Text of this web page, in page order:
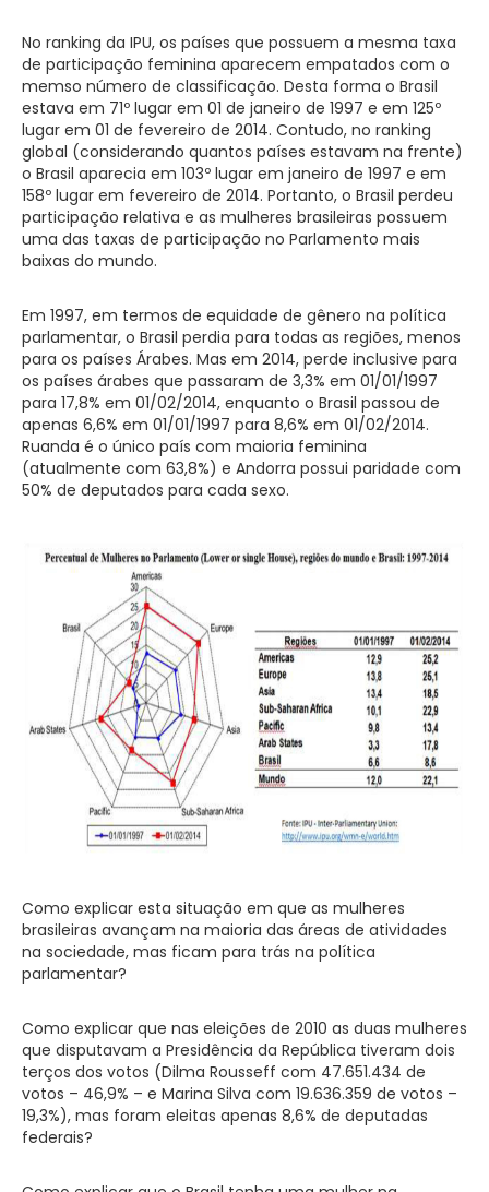
No ranking da IPU, os países que possuem a mesma taxa
de participação feminina aparecem empatados com o
memso número de classificação. Desta forma o Brasil
estava em 71º lugar em 01 de janeiro de 1997 e em 125º
lugar em 01 de fevereiro de 2014. Contudo, no ranking
global (considerando quantos países estavam na frente)
o Brasil aparecia em 103º lugar em janeiro de 1997 e em
158º lugar em fevereiro de 2014. Portanto, o Brasil perdeu
participação relativa e as mulheres brasileiras possuem
uma das taxas de participação no Parlamento mais
baixas do mundo.
Em 1997, em termos de equidade de gênero na política
parlamentar, o Brasil perdia para todas as regiões, menos
para os países Árabes. Mas em 2014, perde inclusive para
os países árabes que passaram de 3,3% em 01/01/1997
para 17,8% em 01/02/2014, enquanto o Brasil passou de
apenas 6,6% em 01/01/1997 para 8,6% em 01/02/2014.
Ruanda é o único país com maioria feminina
(atualmente com 63,8%) e Andorra possui paridade com
50% de deputados para cada sexo.
Como explicar esta situação em que as mulheres
brasileiras avançam na maioria das áreas de atividades
na sociedade, mas ficam para trás na política
parlamentar?
Como explicar que nas eleições de 2010 as duas mulheres
que disputavam a Presidência da República tiveram dois
terços dos votos (Dilma Rousseff com 47.651.434 de
votos – 46,9% – e Marina Silva com 19.636.359 de votos –
19,3%), mas foram eleitas apenas 8,6% de deputadas
federais?